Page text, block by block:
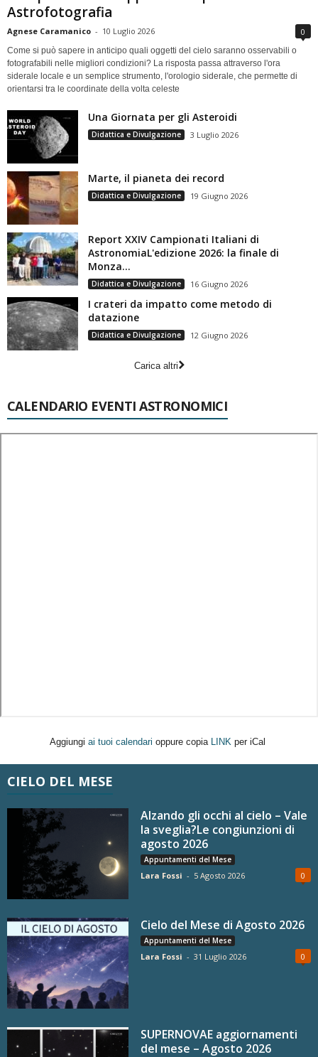
Astrofotografia
Agnese Caramanico - 10 Luglio 2026 0
Come si può sapere in anticipo quali oggetti del cielo saranno osservabili o
fotografabili nelle migliori condizioni? La risposta passa attraverso l'ora
siderale locale e un semplice strumento, l'orologio siderale, che permette di
orientarsi tra le coordinate della volta celeste
Una Giornata per gli Asteroidi
Didattica e Divulgazione 3 Luglio 2026
Marte, il pianeta dei record
Didattica e Divulgazione 19 Giugno 2026
Report XXIV Campionati Italiani di
AstronomiaL'edizione 2026: la finale di
Monza...
Didattica e Divulgazione 16 Giugno 2026
I crateri da impatto come metodo di
datazione
Didattica e Divulgazione 12 Giugno 2026
Carica altri
CALENDARIO EVENTI ASTRONOMICI
Aggiungi ai tuoi calendari oppure copia LINK per iCal
CIELO DEL MESE
Alzando gli occhi al cielo – Vale
la sveglia?Le congiunzioni di
agosto 2026
Appuntamenti del Mese
Lara Fossi - 5 Agosto 2026 0
Cielo del Mese di Agosto 2026
Appuntamenti del Mese
Lara Fossi - 31 Luglio 2026 0
SUPERNOVAE aggiornamenti
del mese – Agosto 2026